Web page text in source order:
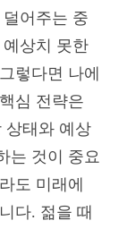
어주는 중
상치 못한
렇다면 나에
심 전략은
상태와 예상
는 것이 중요
도 미래에
다. 젊을 때